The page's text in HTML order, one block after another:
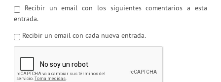
Recibir un email con los siguientes comentarios a esta
entrada.
Recibir un email con cada nueva entrada.